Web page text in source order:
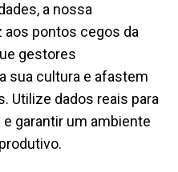
a nossa
aos pontos cegos da
gestores
sua cultura e afastem
Utilize dados reais para
garantir um ambiente